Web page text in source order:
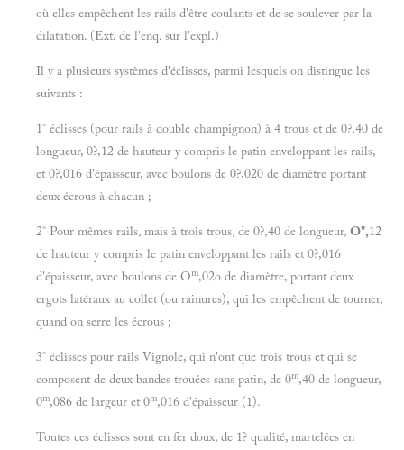
où elles empêchent les rails d'être coulants et de se soulever par la
dilatation. (Ext. de l'enq. sur l'expl.)
Il y a plusieurs systèmes d'éclisses, parmi lesquels on distingue les
suivants :
1° éclisses (pour rails à double champignon) à 4 trous et de 0?,40 de
longueur, 0?,12 de hauteur y compris le patin enveloppant les rails,
et 0?,016 d'épaisseur, avec boulons de 0?,020 de diamètre portant
deux écrous à chacun ;
2° Pour mêmes rails, mais à trois trous, de 0?,40 de longueur, O",12
de hauteur y compris le patin enveloppant les rails et 0?,016
d'épaisseur, avec boulons de Om,02o de diamètre, portant deux
ergots latéraux au collet (ou rainures), qui les empêchent de tourner,
quand on serre les écrous ;
3° éclisses pour rails Vignole, qui n'ont que trois trous et qui se
composent de deux bandes trouées sans patin, de 0m,40 de longueur,
0m,086 de largeur et 0m,016 d'épaisseur (1).
Toutes ces éclisses sont en fer doux, de 1? qualité, martelées en